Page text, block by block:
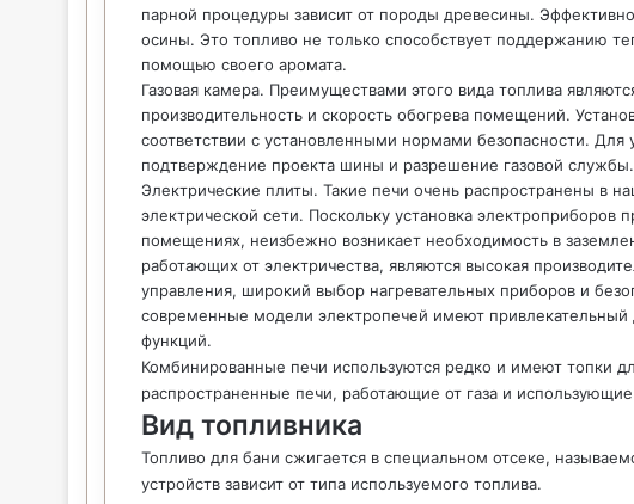
парной процедуры зависит от породы древесины.
осины. Это топливо не только способствует поддержанию
помощью своего аромата.
Газовая камера. Преимуществами этого вида топлива
производительность и скорость обогрева помещений.
соответствии с установленными нормами безопасности. Для
подтверждение проекта шины и разрешение газовой службы.
Электрические плиты. Такие печи очень распространены в
электрической сети. Поскольку установка электроприборов
помещениях, неизбежно возникает необходимость в
работающих от электричества, являются высокая
управления, широкий выбор нагревательных приборов и
современные модели электропечей имеют
функций.
Комбинированные печи используются редко и имеют топки
распространенные печи, работающие от газа и использующие
Вид топливника
Топливо для бани сжигается в специальном отсеке,
устройств зависит от типа используемого топлива.